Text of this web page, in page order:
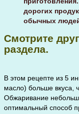
дорогих
обычных
Смотрите
раздела.
В этом рецепте из 5
масло) больше вкуса,
Обжаривание
оптимальный способ